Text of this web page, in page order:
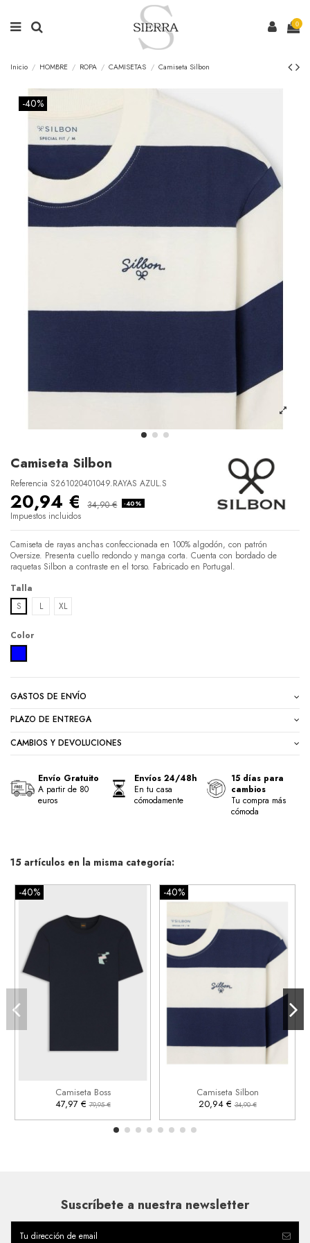
0
Inicio HOMBRE ROPA CAMISETAS Camiseta Silbon
-40%
Camiseta Silbon
Referencia S261020401049.RAYAS AZUL.S
20,94 € 34,90 € -40%
Impuestos incluidos
Camiseta de rayas anchas confeccionada en 100% algodón, con patrón
Oversize. Presenta cuello redondo y manga corta. Cuenta con bordado de
raquetas Silbon a contraste en el torso. Fabricado en Portugal.
Talla
S
L XL
Color
GASTOS DE ENVÍO
PLAZO DE ENTREGA
CAMBIOS Y DEVOLUCIONES
Envío Gratuito
A partir de 80
euros
Envíos 24/48h
En tu casa
cómodamente
15 días para
cambios
Tu compra más
cómoda
15 artículos en la misma categoría:
-40%
Camiseta Boss
47,97 €79,95 €
Añadir al carrito
-40%
Camiseta Silbon
20,94 €34,90 €
 Añadir al carrito
Suscríbete a nuestra newsletter